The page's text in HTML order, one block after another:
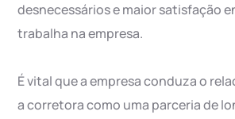
desnecessários e maior satisfação
trabalha na empresa.
É vital que a empresa conduza o
a corretora como uma parceria de